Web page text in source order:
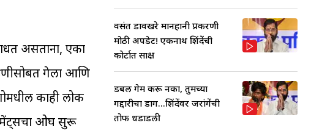
असताना, एका
गेला आणि
काही लोक
कमेंट्सचा ओघ सुरू
वसंत डावखरे मानहानी प्रकरणी
मोठी अपडेट! एकनाथ शिंदेंची
कोर्टात साक्ष
डबल गेम करू नका, तुमच्या
गद्दारीचा डाग...शिंदेंवर जरांगेंची
तोफ धडाडली